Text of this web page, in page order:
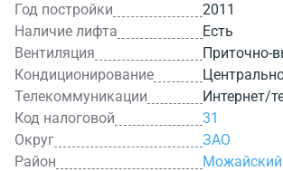
Год постройки
2011
Наличие лифта
Есть
Вентиляция
Приточно-
Кондиционирование
Телекоммуникации
Интернет/
Код налоговой
31
Округ
ЗАО
Район
Можайский